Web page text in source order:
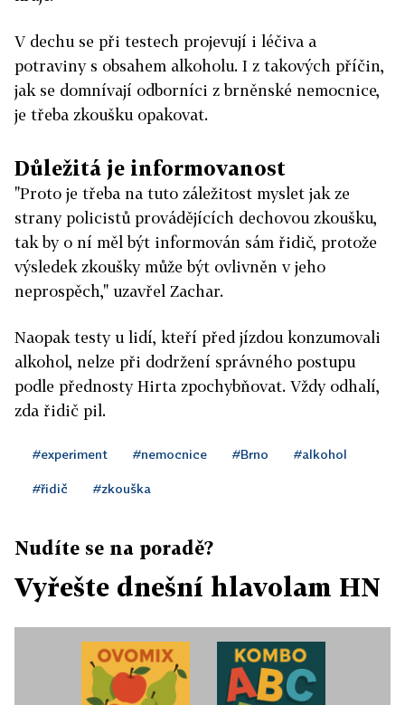
V dechu se při testech projevují i léčiva a
potraviny s obsahem alkoholu. I z takových příčin,
jak se domnívají odborníci z brněnské nemocnice,
je třeba zkoušku opakovat.
Důležitá je informovanost
"Proto je třeba na tuto záležitost myslet jak ze
strany policistů provádějících dechovou zkoušku,
tak by o ní měl být informován sám řidič, protože
výsledek zkoušky může být ovlivněn v jeho
neprospěch," uzavřel Zachar.
Naopak testy u lidí, kteří před jízdou konzumovali
alkohol, nelze při dodržení správného postupu
podle přednosty Hirta zpochybňovat. Vždy odhalí,
zda řidič pil.
#experiment #nemocnice #Brno #alkohol
#řidič #zkouška
Nudíte se na poradě?
Vyřešte dnešní hlavolam HN